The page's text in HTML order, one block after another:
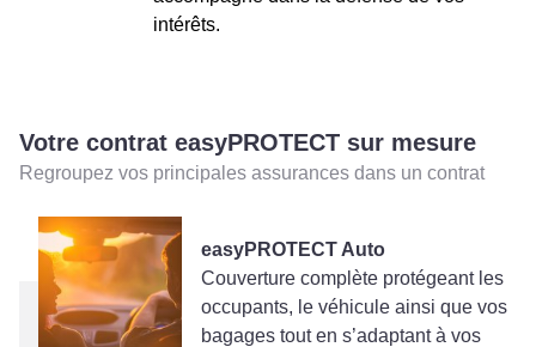
intérêts.
Votre contrat easyPROTECT sur mesure
Regroupez vos principales assurances dans un contrat
easyPROTECT Auto
Couverture complète protégeant les
occupants, le véhicule ainsi que vos
bagages tout en s’adaptant à vos